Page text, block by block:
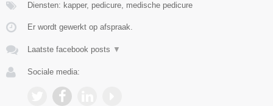
Diensten: kapper, pedicure, medische pedicure
Er wordt gewerkt op afspraak.
Laatste facebook posts ▼
Sociale media: